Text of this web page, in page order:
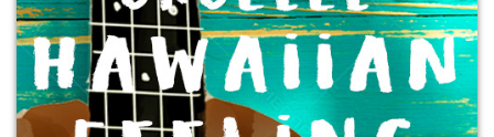
Om onlinegitar.no